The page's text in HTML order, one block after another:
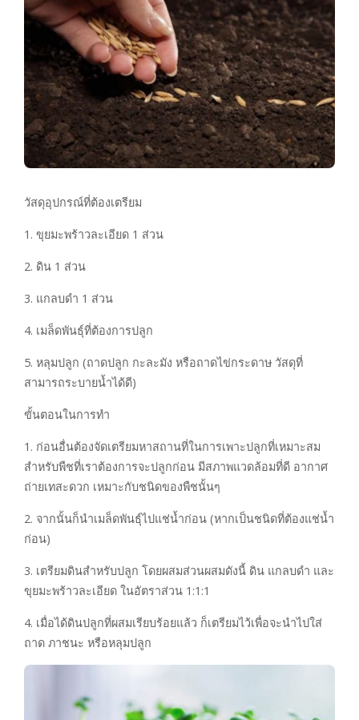
วัสดุอุปกรณ์ที่ต้องเตรียม
1. ขุยมะพร้าวละเอียด 1 ส่วน
2. ดิน 1 ส่วน
3. แกลบดำ 1 ส่วน
4. เมล็ดพันธุ์ที่ต้องการปลูก
5. หลุมปลูก (ถาดปลูก กะละมัง หรือถาดไข่กระดาษ วัสดุที่
สามารถระบายน้ำได้ดี)
ขั้นตอนในการทำ
1. ก่อนอื่นต้องจัดเตรียมหาสถานที่ในการเพาะปลูกที่เหมาะสม
สำหรับพืชที่เราต้องการจะปลูกก่อน มีสภาพแวดล้อมที่ดี อากาศ
ถ่ายเทสะดวก เหมาะกับชนิดของพืชนั้นๆ
2. จากนั้นก็นำเมล็ดพันธุ์ไปแช่น้ำก่อน (หากเป็นชนิดที่ต้องแช่น้ำ
ก่อน)
3. เตรียมดินสำหรับปลูก โดยผสมส่วนผสมดังนี้ ดิน แกลบดำ และ
ขุยมะพร้าวละเอียด ในอัตราส่วน 1:1:1
4. เมื่อได้ดินปลูกที่ผสมเรียบร้อยแล้ว ก็เตรียมไว้เพื่อจะนำไปใส่
ถาด ภาชนะ หรือหลุมปลูก